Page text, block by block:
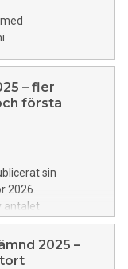
– fler
första
sin
2026.
antalet
penningtvätt
som
2025 –